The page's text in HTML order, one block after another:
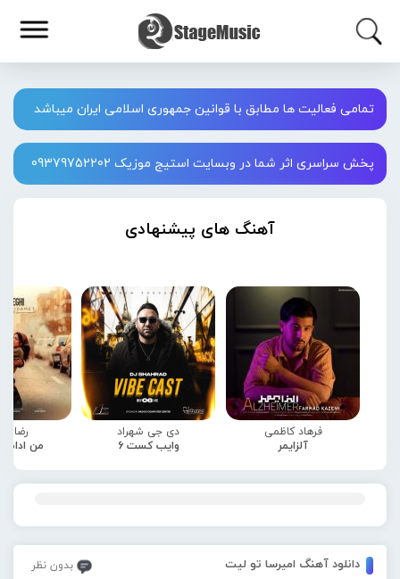
تمامی فعالیت ها مطابق با قوانین جمهوری اسلامی ایران میباشد
پخش سراسری اثر شما در وبسایت استیج موزیک 09379752202
آهنگ های پیشنهادی
فرهاد کاظمی
آلزایمر
دی جی شهراد
وایب کست 6
رضا
من
دانلود آهنگ امیرسا تو لیت بدون نظر